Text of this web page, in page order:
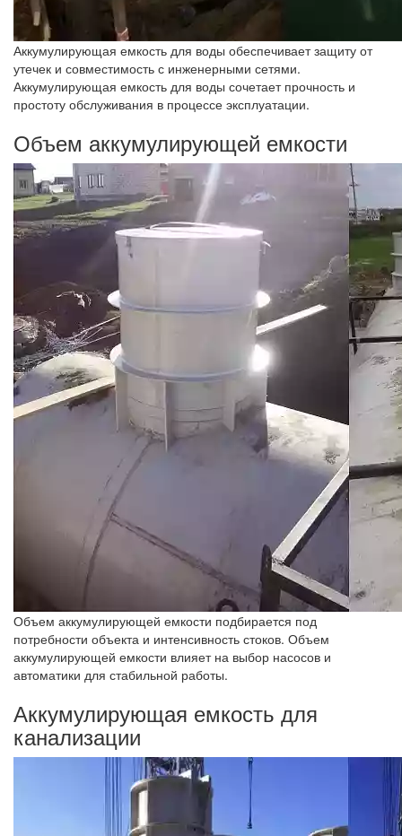
Аккумулирующая емкость для воды обеспечивает защиту от
утечек и совместимость с инженерными сетями.
Аккумулирующая емкость для воды сочетает прочность и
простоту обслуживания в процессе эксплуатации.
Объем аккумулирующей емкости
Объем аккумулирующей емкости подбирается под
потребности объекта и интенсивность стоков. Объем
аккумулирующей емкости влияет на выбор насосов и
автоматики для стабильной работы.
Аккумулирующая емкость для
канализации